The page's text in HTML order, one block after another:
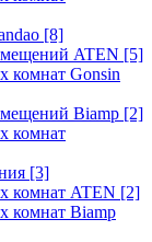
[8]
ATEN [5]
комнат Gonsin
Biamp [2]
комнат
[3]
комнат ATEN [2]
комнат Biamp